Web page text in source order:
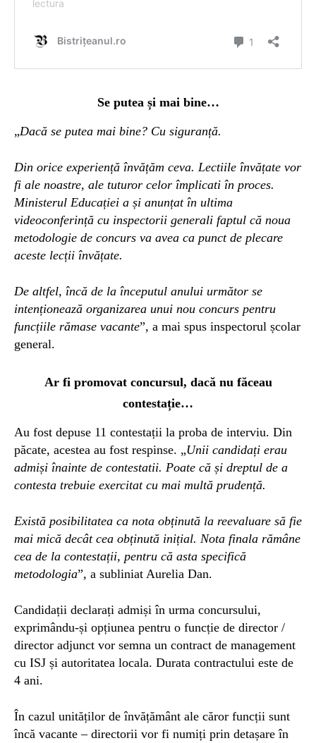
Se putea și mai bine…
„Dacă se putea mai bine? Cu siguranță.
Din orice experiență învățăm ceva. Lectiile învățate vor
fi ale noastre, ale tuturor celor împlicati în proces.
Ministerul Educației a și anunțat în ultima
videoconferință cu inspectorii generali faptul că noua
metodologie de concurs va avea ca punct de plecare
aceste lecții învățate.
De altfel, încă de la începutul anului următor se
intenționează organizarea unui nou concurs pentru
funcțiile rămase vacante”, a mai spus inspectorul școlar
general.
Ar fi promovat concursul, dacă nu făceau
contestație…
Au fost depuse 11 contestații la proba de interviu. Din
păcate, acestea au fost respinse. „Unii candidați erau
admiși înainte de contestatii. Poate că și dreptul de a
contesta trebuie exercitat cu mai multă prudență.
Există posibilitatea ca nota obținută la reevaluare să fie
mai mică decât cea obținută inițial. Nota finala rămâne
cea de la contestații, pentru că asta specifică
metodologia”, a subliniat Aurelia Dan.
Candidații declarați admiși în urma concursului,
exprimându-și opțiunea pentru o funcție de director /
director adjunct vor semna un contract de management
cu ISJ și autoritatea locala. Durata contractului este de
4 ani.
În cazul unităților de învățământ ale căror funcții sunt
încă vacante – directorii vor fi numiți prin detașare în